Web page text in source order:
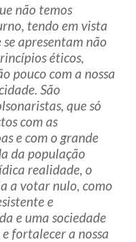
não temos
tendo em vista
apresentam não
éticos,
pouco com a nossa
São
que só
com as
e com o grande
da população
realidade, o
a votar nulo, como
e
e uma sociedade
fortalecer a nossa